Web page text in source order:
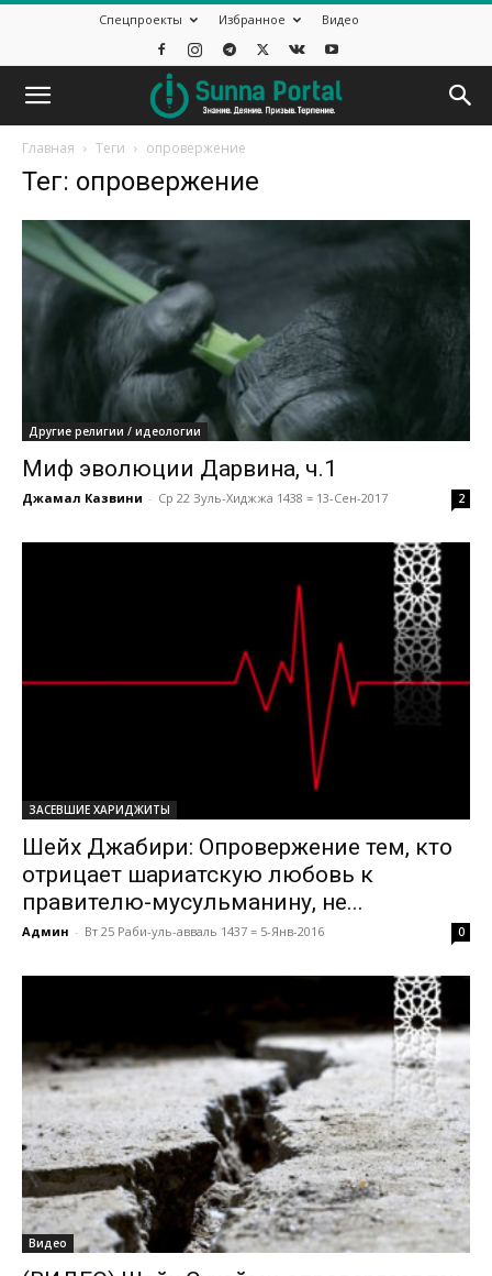
Спецпроекты Избранное Видео
Главная Теги опровержение
Тег: опровержение
Другие религии / идеологии
Миф эволюции Дарвина, ч.1
Джамал Казвини - Ср 22 Зуль-Хиджжа 1438 = 13-Сен-2017 2
ЗАСЕВШИЕ ХАРИДЖИТЫ
Шейх Джабири: Опровержение тем, кто
отрицает шариатскую любовь к
правителю-мусульманину, не...
Админ - Вт 25 Раби-уль-авваль 1437 = 5-Янв-2016 0
Видео